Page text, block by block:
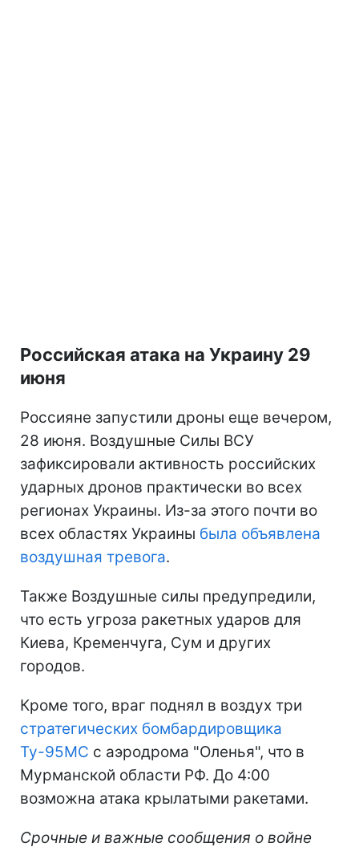
Российская атака на Украину 29
июня
Россияне запустили дроны еще вечером,
28 июня. Воздушные Силы ВСУ
зафиксировали активность российских
ударных дронов практически во всех
регионах Украины. Из-за этого почти во
всех областях Украины была объявлена
воздушная тревога.
Также Воздушные силы предупредили,
что есть угроза ракетных ударов для
Киева, Кременчуга, Сум и других
городов.
Кроме того, враг поднял в воздух три
стратегических бомбардировщика
Ту-95МС с аэродрома "Оленья", что в
Мурманской области РФ. До 4:00
возможна атака крылатыми ракетами.
Срочные и важные сообщения о войне